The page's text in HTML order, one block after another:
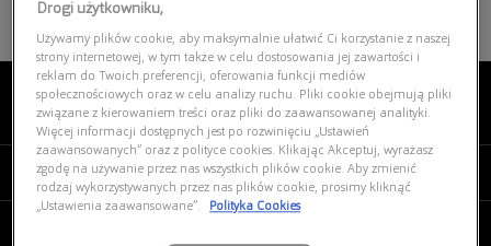
O NAS
MOJE VISION EXPRESS
Drogi użytkowniku,
Używamy plików cookie, aby maksymalnie ułatwić Ci korzystanie z naszej
strony internetowej, w tym także w celu dostosowania jej zawartości i
reklam do Twoich preferencji, oferowania funkcji mediów
społecznościowych oraz w celu analizy ruchu. Pliki cookie obejmują pliki
związane z kierowaniem treści oraz pliki do zaawansowanej analityki.
Więcej informacji dostępnych jest po rozwinięciu „Ustawień
zaawansowanych” oraz z polityce cookies. Klikając Akceptuj, wyrażasz
zgodę na używanie przez nas wszystkich plików cookie. Aby zmienić
rodzaj wykorzystywanych przez nas plików cookie, prosimy kliknąć
„Ustawienia zaawansowane”.
Polityka Cookies